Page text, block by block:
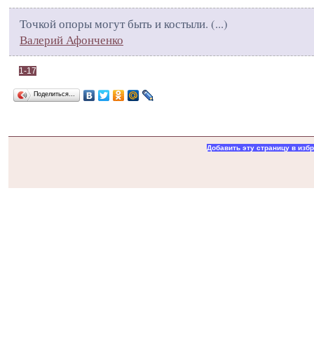
Точкой опоры могут быть и костыли. (...)
Валерий Афонченко
1-17
Поделиться…
Добавить эту страницу в